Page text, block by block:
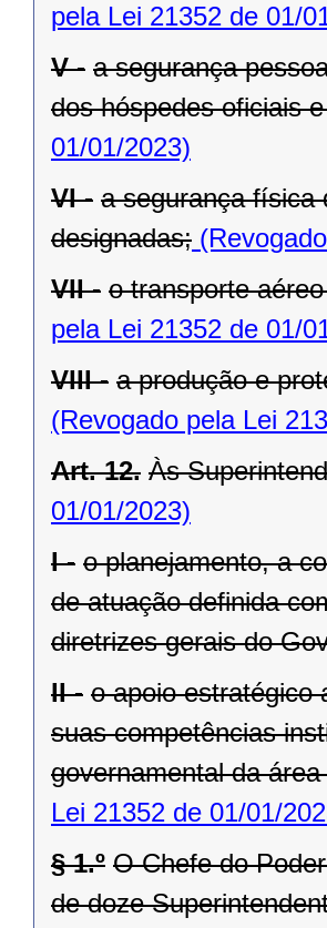
pela Lei 21352 de 01/
V - a segurança
dos hóspedes oficiais
01/01/2023)
VI - a segurança física
designadas;
VII - o transporte
pela Lei 21352 de 01/
VIII - a produção e
(Revogado pela Lei
Art. 12. Às
01/01/2023)
I - o planejamento, a
de atuação definida
diretrizes gerais do
II - o apoio estratégico
suas competências
governamental da
Lei 21352 de 01/01/
§ 1.º O Chefe do
de doze